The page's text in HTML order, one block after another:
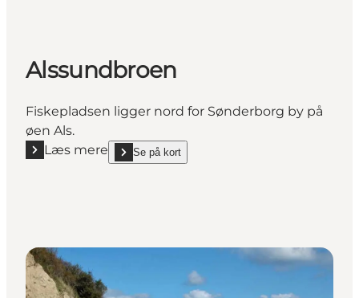
Alssundbroen
Fiskepladsen ligger nord for Sønderborg by på
øen Als.
Læs mere
Læs mere "Alssundbroen"
Se på kort
show Alssundbroen on_map